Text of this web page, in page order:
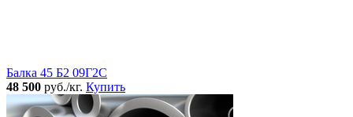
Балка 45 Б2 09Г2С
48 500 руб./кг. Купить